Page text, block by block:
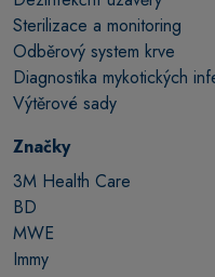
Sterilizace a monitoring
Odběrový system krve
Diagnostika mykotických
Výtěrové sady
Značky
3M Health Care
BD
MWE
Immy